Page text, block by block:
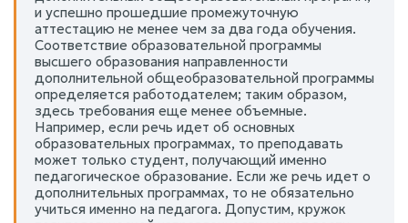
и успешно прошедшие промежуточную
аттестацию не менее чем за два года обучения.
Соответствие образовательной программы
высшего образования направленности
дополнительной общеобразовательной программы
определяется работодателем; таким образом,
здесь требования еще менее объемные.
Например, если речь идет об основных
образовательных программах, то преподавать
может только студент, получающий именно
педагогическое образование. Если же речь идет о
дополнительных программах, то не обязательно
учиться именно на педагога. Допустим, кружок